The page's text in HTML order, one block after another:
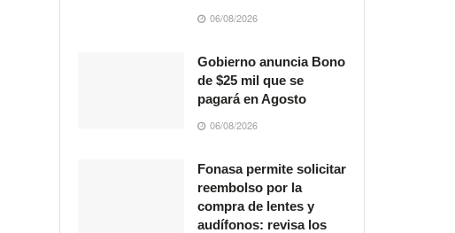
06/08/2026
Gobierno anuncia Bono
de $25 mil que se
pagará en Agosto
06/08/2026
Fonasa permite solicitar
reembolso por la
compra de lentes y
audífonos: revisa los